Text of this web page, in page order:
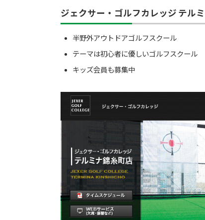
ジェクサー・ゴルフカレッジ テル
半野外アウトドアゴルフスクール
テーマは初心者に優しいゴルフスクール
キッズ会員も募集中